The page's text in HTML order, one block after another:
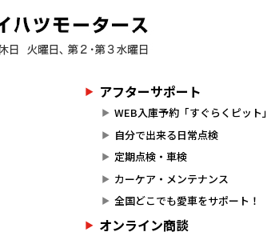
アフターサポート
WEB入庫予約「すぐらくピット」
自分で出来る日常点検
定期点検・車検
カーケア・メンテナンス
全国どこでも愛車をサポート！
オンライン商談